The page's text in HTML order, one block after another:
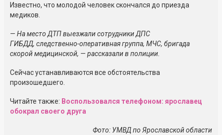
Известно, что молодой человек скончался до приезда
медиков.
— На место ДТП выезжали сотрудники ДПС
ГИБДД, следственно-оперативнаягруппа, МЧС, бригада
скорой медицинской, — рассказали в полиции.
Сейчас устанавливаются все обстоятельства
произошедшего.
Читайте также: Воспользовался телефоном: ярославец
обокрал своего друга
Фото: УМВД по Ярославской области